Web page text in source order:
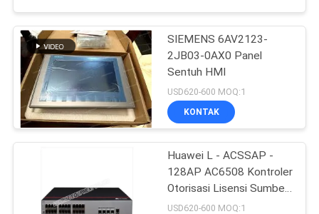
SIEMENS 6AV2123-
2JB03-0AX0 Panel
Sentuh HMI
USD620-600 MOQ:1
KONTAK
Huawei L - ACSSAP -
128AP AC6508 Kontroler
Otorisasi Lisensi Sumber
Daya AP
USD620-600 MOQ:1